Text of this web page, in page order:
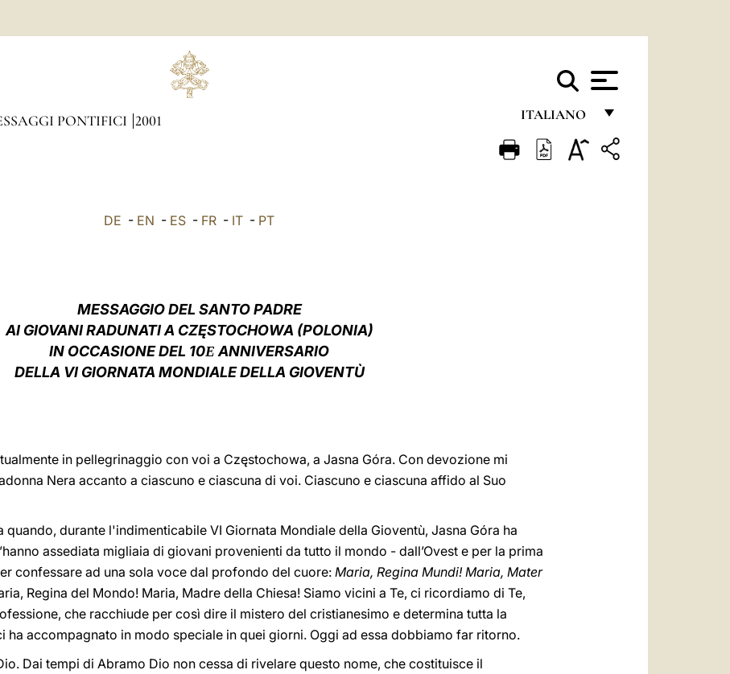
ITALIANO
FRANÇAIS
PONTIFICI 2001
DE - EN - ES - FR - IT - PT
MESSAGGIO DEL SANTO PADRE
AI GIOVANI RADUNATI A CZĘSTOCHOWA (POLONIA)
IN OCCASIONE DEL 10E ANNIVERSARIO
DELLA VI GIORNATA MONDIALE DELLA GIOVENTÙ
in pellegrinaggio con voi a Częstochowa, a Jasna Góra. Con devozione mi
Nera accanto a ciascuno e ciascuna di voi. Ciascuno e ciascuna affido al Suo
durante l'indimenticabile VI Giornata Mondiale della Gioventù, Jasna Góra ha
assediata migliaia di giovani provenienti da tutto il mondo - dall’Ovest e per la prima
confessare ad una sola voce dal profondo del cuore: Maria, Regina Mundi! Maria, Mater
Regina del Mondo! Maria, Madre della Chiesa! Siamo vicini a Te, ci ricordiamo di Te,
che racchiude per così dire il mistero del cristianesimo e determina tutta la
ha accompagnato in modo speciale in quei giorni. Oggi ad essa dobbiamo far ritorno.
Dai tempi di Abramo Dio non cessa di rivelare questo nome, che costituisce il